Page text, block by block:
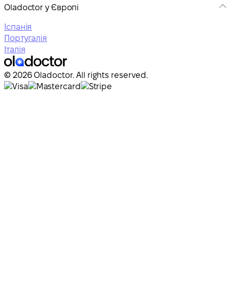
Oladoctor у Європі
Іспанія
Португалія
Італія
© 2026 Oladoctor. All rights reserved.